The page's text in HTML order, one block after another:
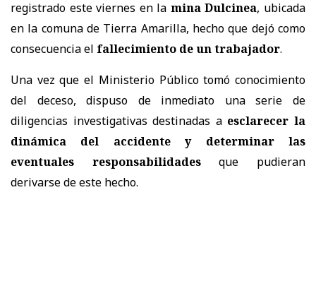
registrado este viernes en la mina Dulcinea, ubicada
en la comuna de Tierra Amarilla, hecho que dejó como
consecuencia el fallecimiento de un trabajador.
Una vez que el Ministerio Público tomó conocimiento
del deceso, dispuso de inmediato una serie de
diligencias investigativas destinadas a esclarecer la
dinámica del accidente
y determinar las
eventuales responsabilidadesque pudieran
derivarse de este hecho.